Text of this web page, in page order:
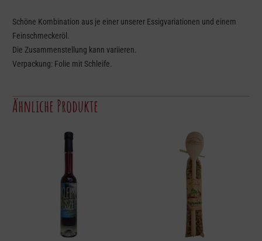
Schöne Kombination aus je einer unserer Essigvariationen und einem
Feinschmeckeröl.
Die Zusammenstellung kann variieren.
Verpackung: Folie mit Schleife.
Ähnliche Produkte